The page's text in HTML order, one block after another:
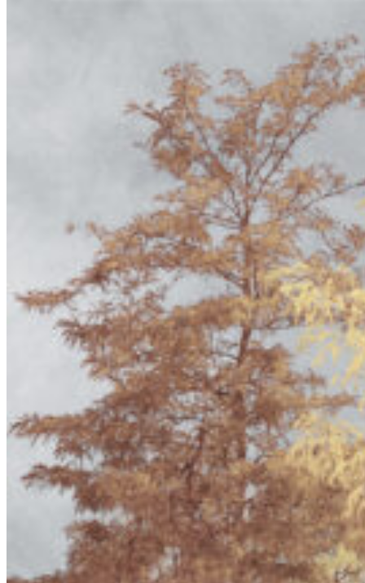
Installation og Design
Klimatilpasning
Planlægning og Rådgivning
Børn og unge
Brugerinddragelse
Klima- og vandhåndtering
Strategisk planlægning
Helhedsplan
Projektering og Byggeledelse
Idéoplæg og program
Kirkegårds konsulent
Landskabsarkitekt
Publikationer